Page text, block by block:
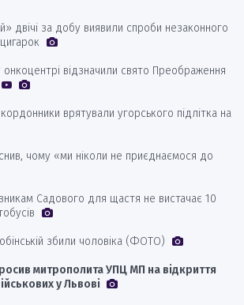
двічі за добу виявили спроби незаконного
онкоцентрі відзначили свято Преображення
врятували угорського підлітка на
чому «ми ніколи не приєднаємося до
Садового для щастя не вистачає 10
збили чоловіка (ФОТО)
митрополита УПЦ МП на відкриття
у Львові